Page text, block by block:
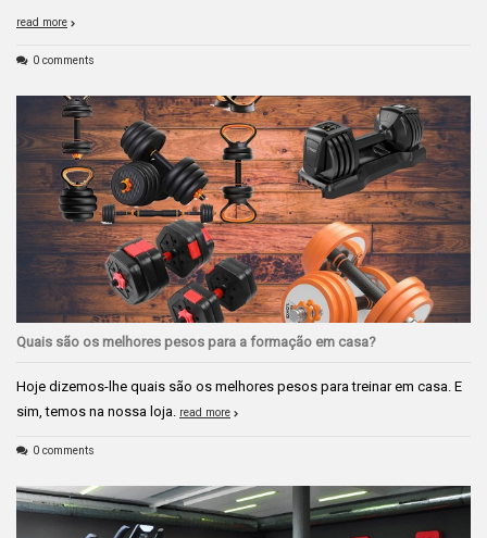
read more
0 comments
Quais são os melhores pesos para a formação em casa?
Hoje dizemos-lhe quais são os melhores pesos para treinar em casa. E
sim, temos na nossa loja. read more
0 comments